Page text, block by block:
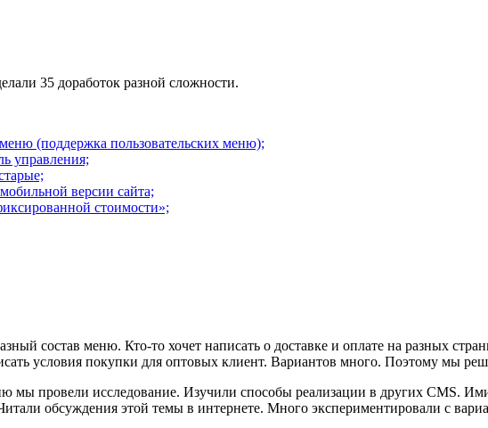
35 доработок разной сложности.
(поддержка пользовательских меню);
управления;
версии сайта;
стоимости»;
состав меню. Кто-то хочет написать о доставке и оплате на разных
условия покупки для оптовых клиент. Вариантов много. Поэтому мы
мы провели исследование. Изучили способы реализации в других CMS.
обсуждения этой темы в интернете. Много экспериментировали с